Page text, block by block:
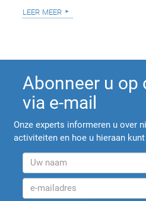
leer meer
Abonneer u op
via e-mail
Onze experts informeren u over
activiteiten en hoe u hieraan